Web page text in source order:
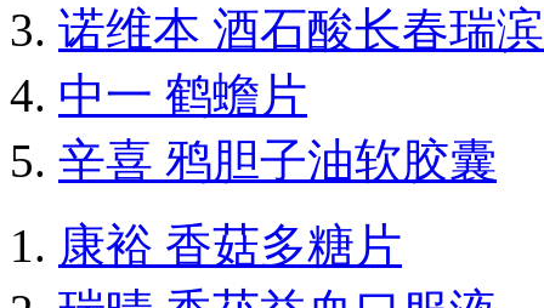
诺维本 酒石酸长春瑞
中一 鹤蟾片
辛喜 鸦胆子油软胶囊
康裕 香菇多糖片